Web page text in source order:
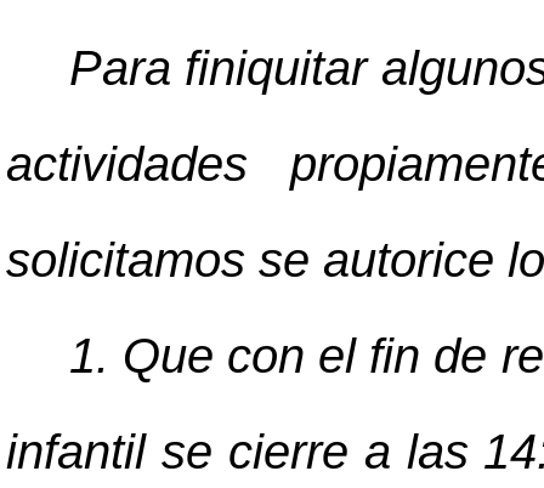
Para finiquitar
actividades
solicitamos se autorice
1. Que con el fin de
infantil se cierre a las